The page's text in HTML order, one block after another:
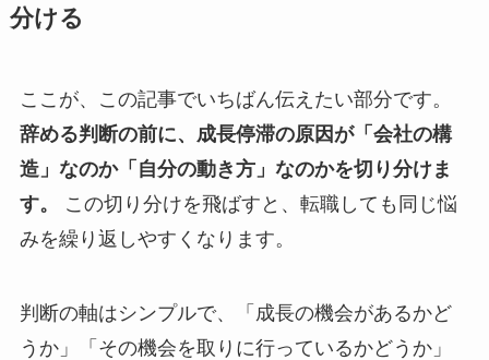
分ける
ここが、この記事でいちばん伝えたい部分です。
辞める判断の前に、成長停滞の原因が「会社の構
造」なのか「自分の動き方」なのかを切り分けま
す。
この切り分けを飛ばすと、転職しても同じ悩
みを繰り返しやすくなります。
判断の軸はシンプルで、「成長の機会があるかど
うか」「その機会を取りに行っているかどうか」